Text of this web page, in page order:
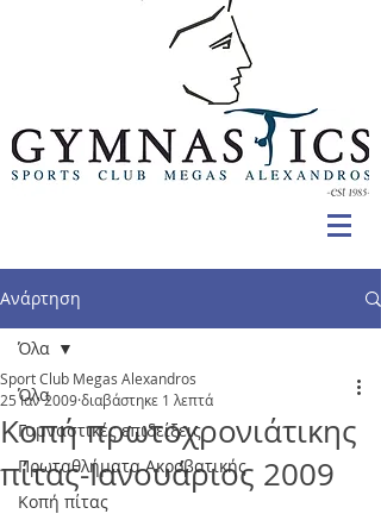
Ανάρτηση
Όλα
Γυμναστικές επιδείξεις
Πρωταθλήματα Ακροβατικής
Κοπή πίτας
Όλα
Κοπή πρωτοχρονιάτικης
πίτας-Ιανουάριος 2009
Sport Club Megas Alexandros
25 Ιαν 2009διαβάστηκε 1 λεπτά